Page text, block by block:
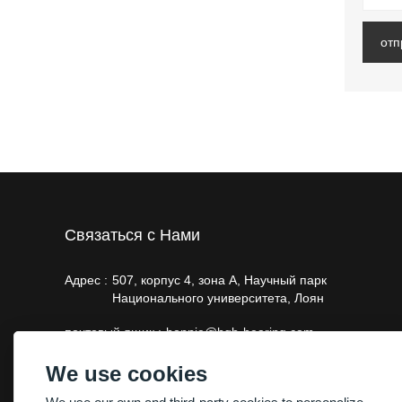
Связаться с Нами
Адрес : 507, корпус 4, зона А, Научный парк
Национального университета, Лоян
почтовый ящик : bonnie@hgb-bearing.com
Телефон : +86-13663793011，+86-18603790718
We use cookies